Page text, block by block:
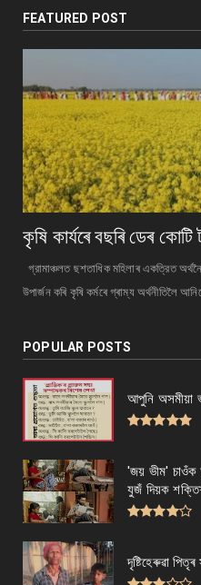
FEATURED POST
কৃষি কাৰ্যৰে বছৰি ডেৰ
গ্রামাঞ্চলত ছশতাধিক মহিলাৰ একত্রিত
উপাৰ্জন কৰি কৃষি কৰ্মৰে গ্ৰাম্য অর্থনীতিলৈ
POPULAR POSTS
আপুনি অসমীয়া
'জয় ভীম' চাওঁক
যুজঁ দিয়ক
দৃষ্টিহেৰুৱা